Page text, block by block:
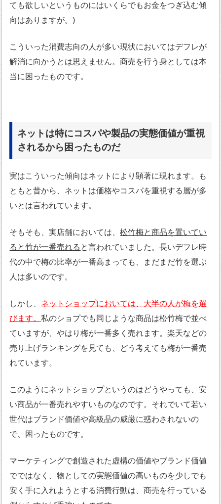
ても欲しいというものにはいくらでもお金をつぎ込む傾
向はありますが。)
こういった消費志向の人が多い現状においてはデフレが
解消に向かうとは思えません。商売を行う身としては本
当に困ったものです。
ネットは特にコスパや製品の実態価値が重視
されるから困ったものだ
実はこういった傾向はネットにより顕著に現れます。も
ともと昔から、ネットは価格やコスパを重視する層が多
いとは言われています。
そもそも、実店舗においては、松竹梅と商品を置いてい
ると竹が一番売れる と言われていました。長いデフレ時
代の中で梅の比率が一番高まっても、まだまだ竹を選ぶ
人は多いのです。
しかし、 ネットショップにおいては、大半の人が梅を選
びます。私のショプでも同じような商品は松竹梅で並べ
ていますが、やはり梅が一番多く売れます。楽天などの
売り上げランキングを見ても、どう考えても梅が一番売
れています。
このようにネットショップというのはどうやっても、安
い商品が一番売れやすいものなのです。それでいて若い
世代はブランド価値や高級品の威厳に惑わされないの
で、困ったものです。
マーケティングで創造された虚構の価値やブランド価値
でではなく、物としての実態価値の高いものを少しでも
安く手に入れようとする消費行動は、商売を行っている